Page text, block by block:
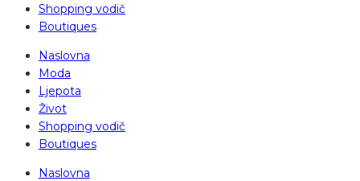
Shopping vodič
Boutiques
Naslovna
Moda
Ljepota
Život
Shopping vodič
Boutiques
Naslovna